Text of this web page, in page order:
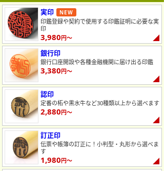
実印 NEW
印鑑登録や契約で使用する印鑑証明に必要な実
印
3,980円～
銀行印
銀行口座開設や各種金融機関に届け出る印鑑
3,380円～
認印
定番の柘や黒水牛など30種類以上から選べます
2,880円～
訂正印
伝票や帳簿の訂正に！小判型・丸形から選べま
す
1,980円～